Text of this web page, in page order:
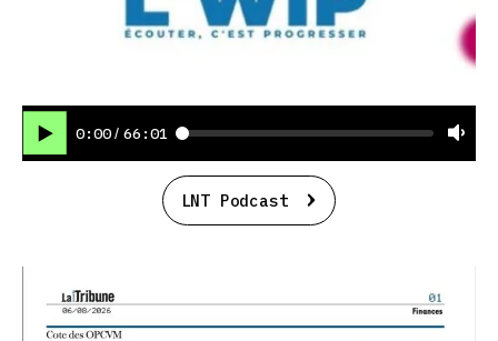
0:00 / 66:01
LNT Podcast